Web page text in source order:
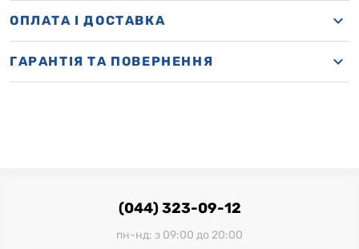
OПЛАТА І ДОСТАВКА
ГАРАНТІЯ ТА ПОВЕРНЕННЯ
(044) 323-09-12
пн-нд: з 09:00 до 20:00